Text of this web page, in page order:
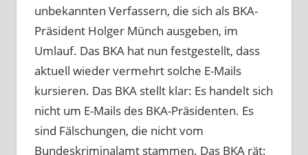
unbekannten Verfassern, die sich als BKA-
Präsident Holger Münch ausgeben, im
Umlauf. Das BKA hat nun festgestellt, dass
aktuell wieder vermehrt solche E-Mails
kursieren. Das BKA stellt klar: Es handelt sich
nicht um E-Mails des BKA-Präsidenten. Es
sind Fälschungen, die nicht vom
Bundeskriminalamt stammen. Das BKA rät: